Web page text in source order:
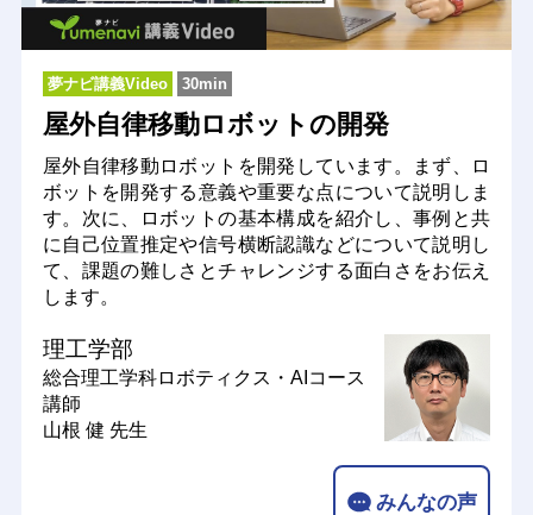
夢ナビ講義Video 30min
屋外自律移動ロボットの開発
屋外自律移動ロボットを開発しています。まず、ロ
ボットを開発する意義や重要な点について説明しま
す。次に、ロボットの基本構成を紹介し、事例と共
に自己位置推定や信号横断認識などについて説明し
て、課題の難しさとチャレンジする面白さをお伝え
します。
理工学部
総合理工学科ロボティクス・AIコース
講師
山根 健 先生
みんなの声